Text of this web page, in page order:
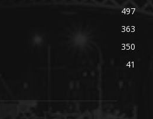
497
363
350
41